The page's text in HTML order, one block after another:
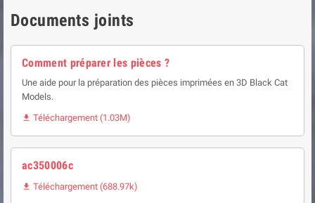
Documents joints
Comment préparer les pièces ?
Une aide pour la préparation des pièces imprimées en 3D Black Cat
Models.
 Téléchargement (1.03M)
ac350006c
 Téléchargement (688.97k)